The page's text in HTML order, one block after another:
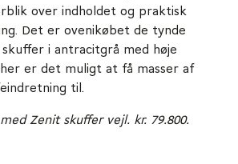
over indholdet og praktisk
Det er ovenikøbet de tynde
i antracitgrå med høje
er det muligt at få masser af
til.
Zenit skuffer vejl. kr. 79.800.